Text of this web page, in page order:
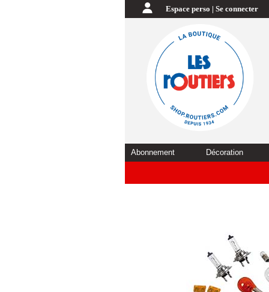
Espace perso | Se connecter
Abonnement Décoration